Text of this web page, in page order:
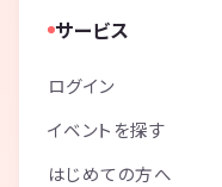
サービス
ログイン
イベントを探す
はじめての方へ